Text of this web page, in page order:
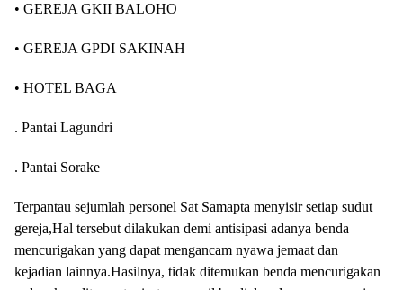
• GEREJA GKII BALOHO
• GEREJA GPDI SAKINAH
• HOTEL BAGA
. Pantai Lagundri
. Pantai Sorake
Terpantau sejumlah personel Sat Samapta menyisir setiap sudut
gereja,Hal tersebut dilakukan demi antisipasi adanya benda
mencurigakan yang dapat mengancam nyawa jemaat dan
kejadian lainnya.Hasilnya, tidak ditemukan benda mencurigakan